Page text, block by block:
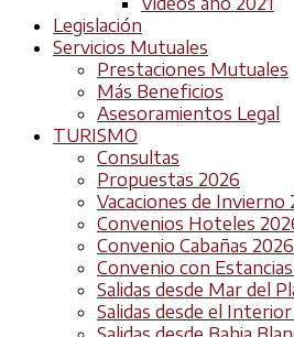
Legislación
Servicios Mutuales
Prestaciones Mutuales
Más Beneficios
Asesoramientos Legal
TURISMO
Consultas
Propuestas 2026
Vacaciones de Invierno
Convenios Hoteles
Convenio Cabañas 2026
Convenio con
Salidas desde Mar del
Salidas desde el